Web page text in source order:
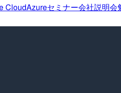
CloudAzureセミナー会社説明会